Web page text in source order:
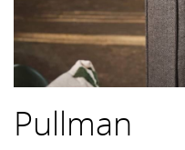
Pullman